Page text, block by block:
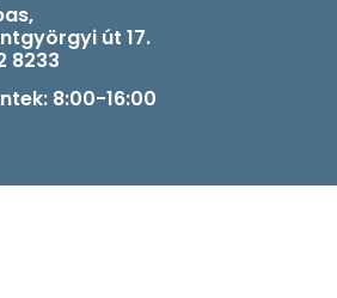
út 17.
8233
8:00-16:00